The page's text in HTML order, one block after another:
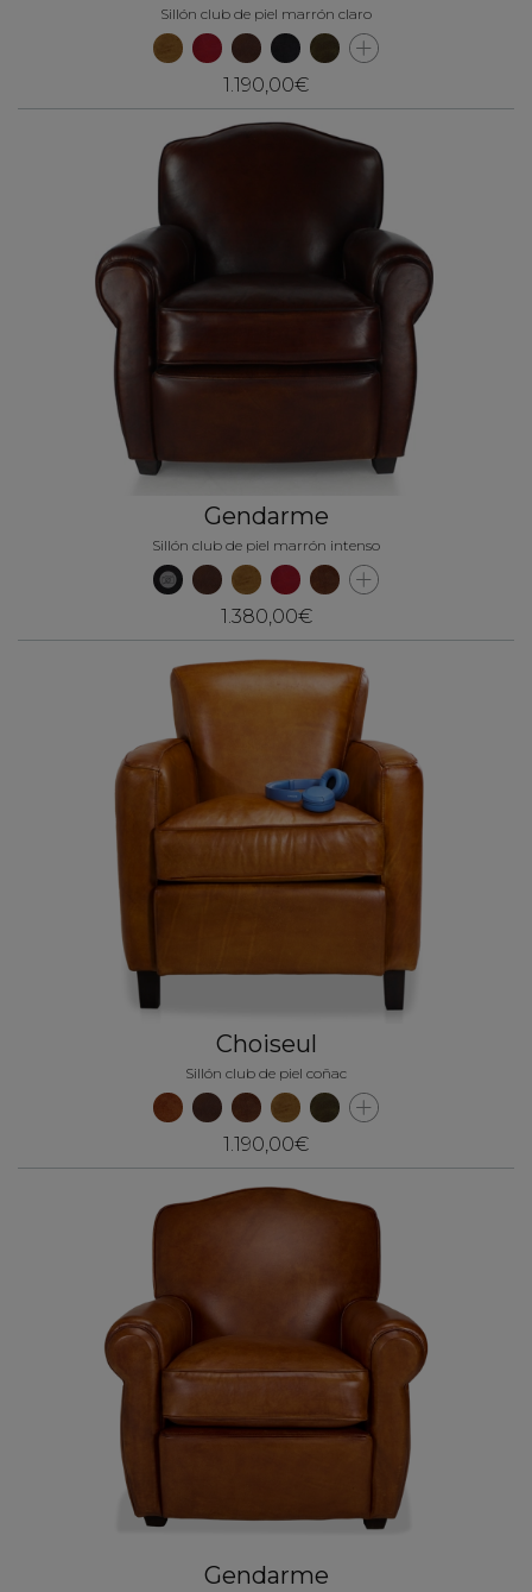
Sillón club de piel marrón claro
1.190,00€
Gendarme
Sillón club de piel marrón intenso
1.380,00€
Choiseul
Sillón club de piel coñac
1.190,00€
Gendarme